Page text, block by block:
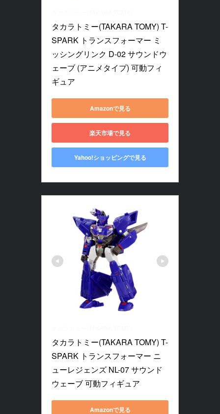
タカラトミー(TAKARA TOMY) T-
SPARK トランスフォーマー ミ
ッシングリンク D-02 サウンドウ
ェーブ (アニメタイプ) 可動フィ
ギュア
Amazonで見る
楽天市場で見る
Yahoo!ショッピングで見る
タカラトミー(TAKARA TOMY) T-
SPARK トランスフォーマー ニ
ューレジェンズ NL-07 サウンド
ウェーブ 可動フィギュア
Amazonで見る